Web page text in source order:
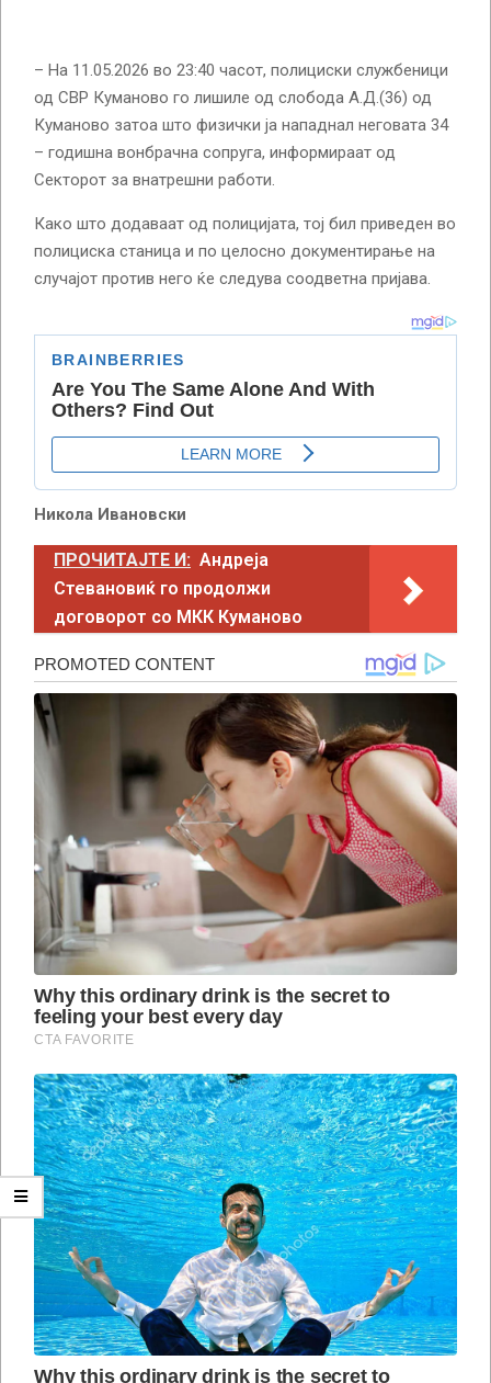
– На 11.05.2026 во 23:40 часот, полициски службеници
од СВР Куманово го лишиле од слобода А.Д.(36) од
Куманово затоа што физички ја нападнал неговата 34
– годишна вонбрачна сопруга, информираат од
Секторот за внатрешни работи.
Како што додаваат од полицијата, тој бил приведен во
полициска станица и по целосно документирање на
случајот против него ќе следува соодветна пријава.
Никола Ивановски
ПРОЧИТАЈТЕ И: Андреја
Стевановиќ го продолжи
договорот со МКК Куманово